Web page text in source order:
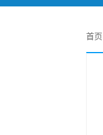
首页